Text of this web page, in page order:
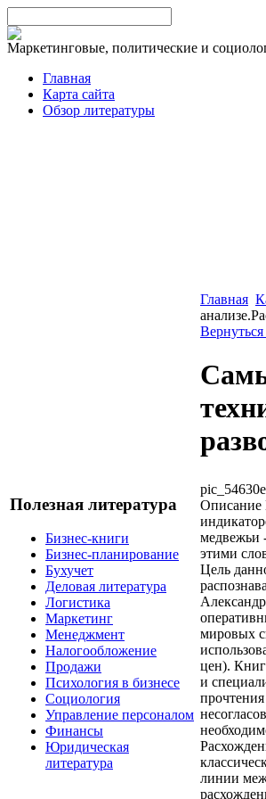
Маркетинговые, политические и
Главная
Карта сайта
Обзор литературы
Полезная литература
Бизнес-книги
Бизнес-планирование
Бухучет
Деловая литература
Логистика
Маркетинг
Менеджмент
Налогообложение
Продажи
Психология в бизнесе
Социология
Управление персоналом
Финансы
Юридическая
литература
Главная
Описание
медвежьи
этими
Цель
мировых
цен).
и
линии